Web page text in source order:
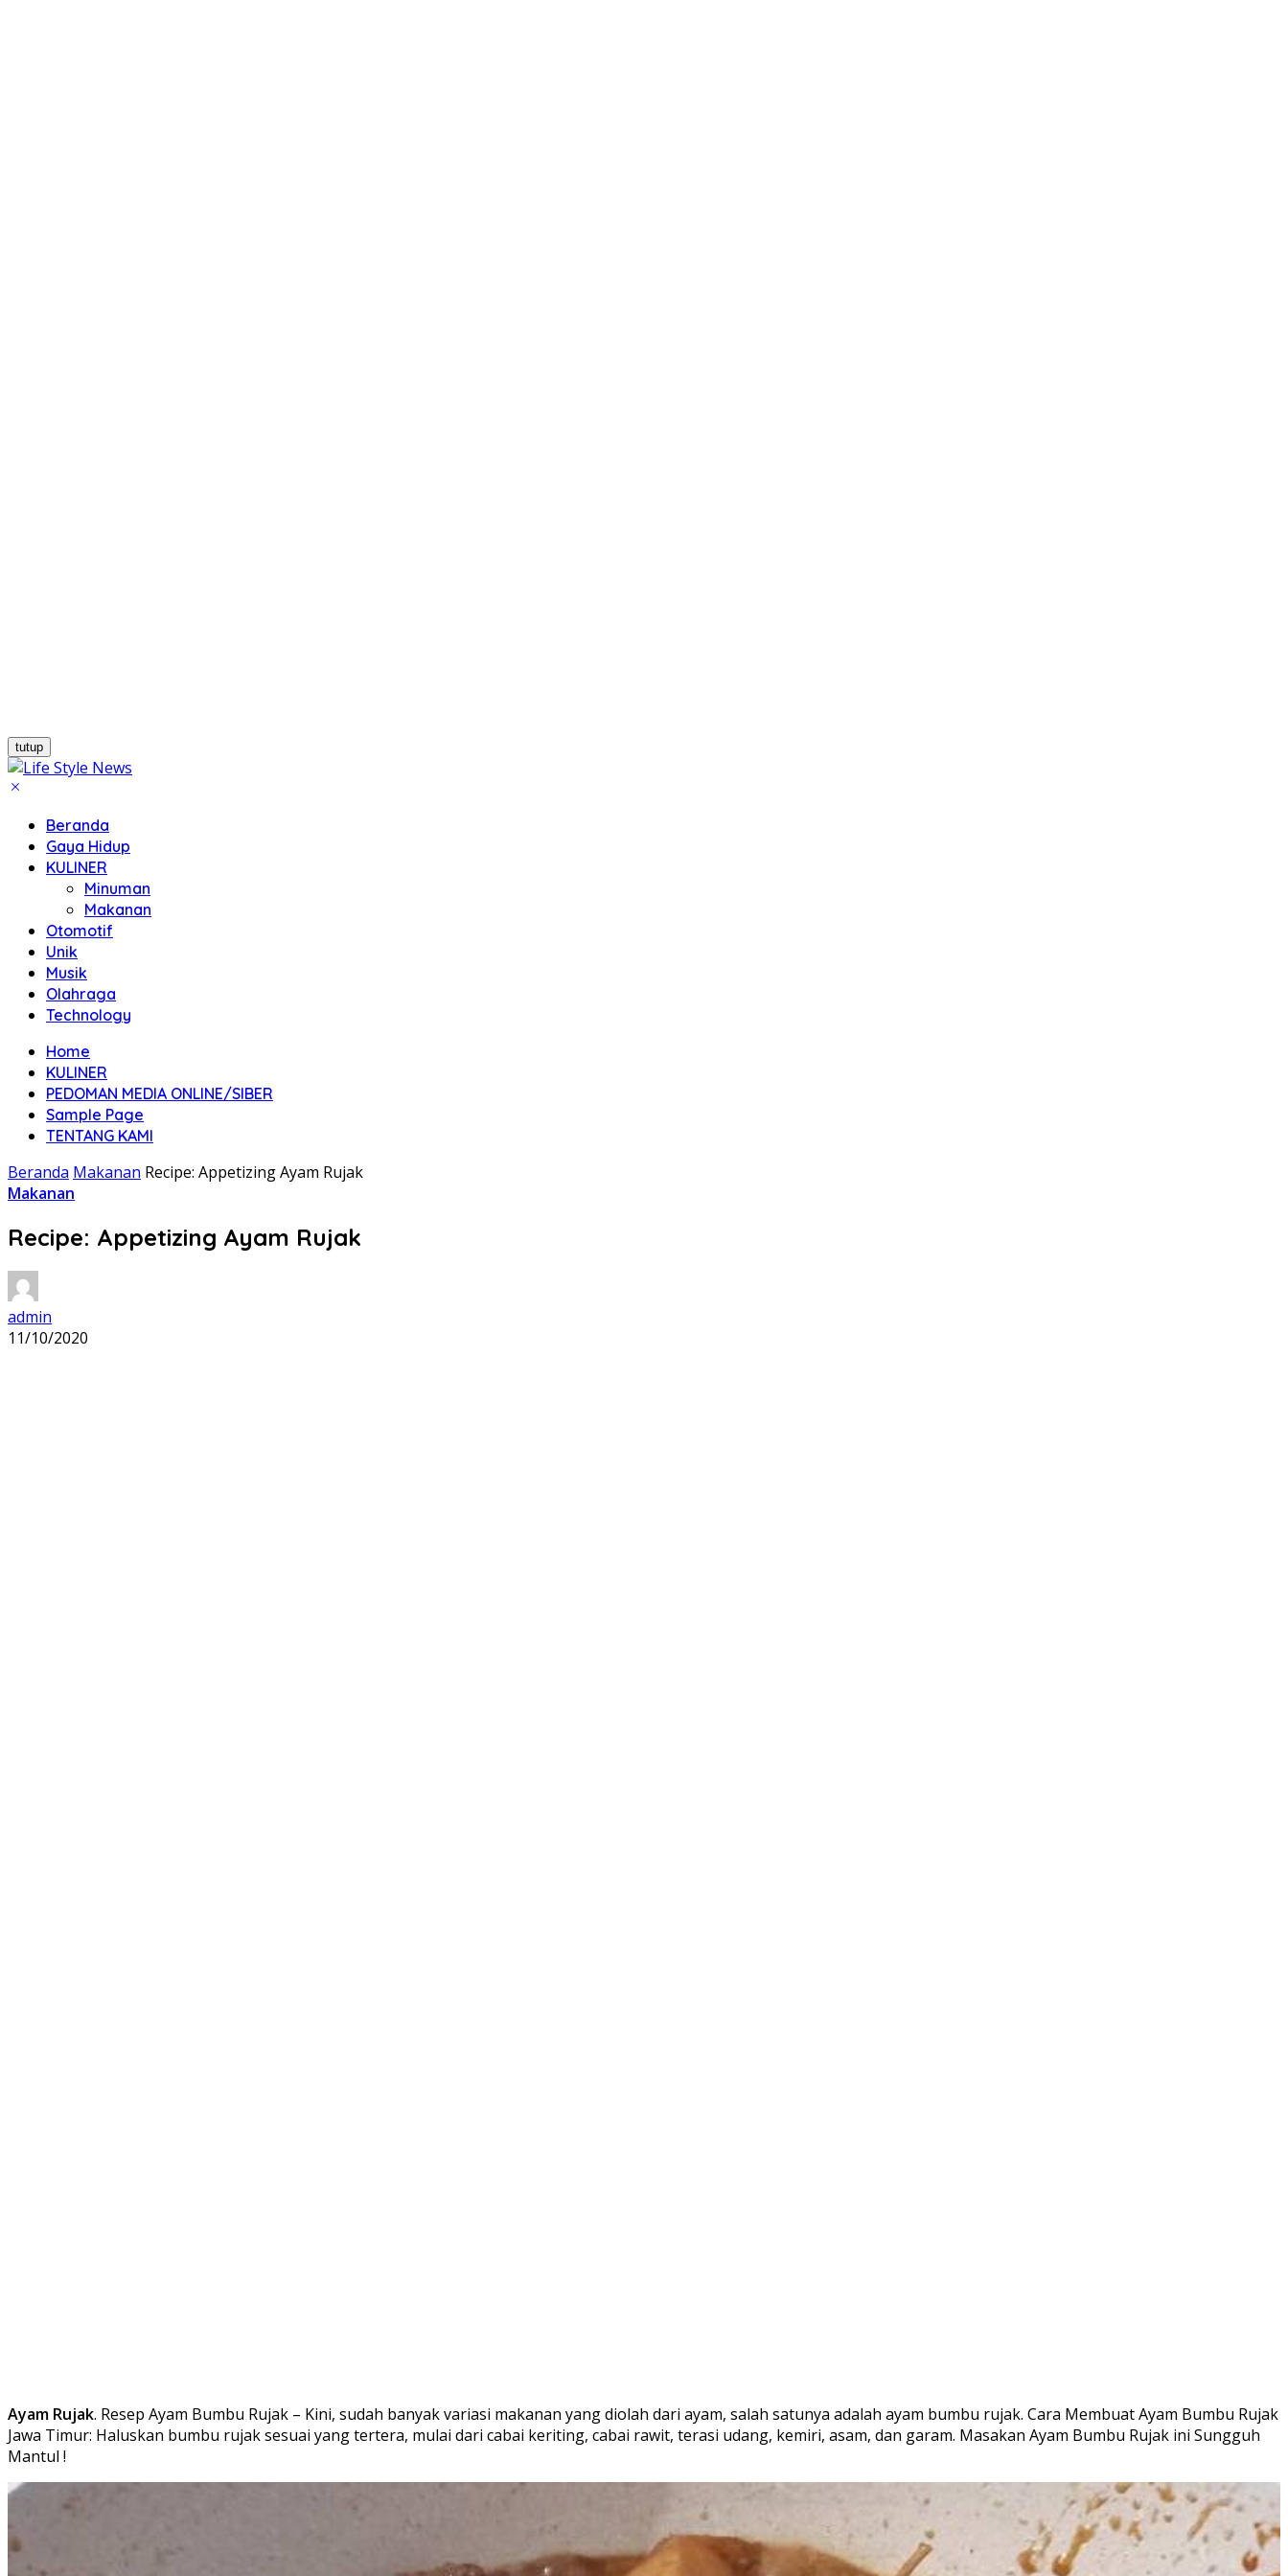
tutup
Beranda
Gaya Hidup
KULINER
Minuman
Makanan
Otomotif
Unik
Musik
Olahraga
Technology
Home
KULINER
PEDOMAN MEDIA ONLINE/SIBER
Sample Page
TENTANG KAMI
Beranda Makanan Recipe: Appetizing Ayam Rujak
Makanan
Recipe: Appetizing Ayam Rujak
admin
11/10/2020
Ayam Rujak. Resep Ayam Bumbu Rujak – Kini, sudah banyak variasi makanan yang diolah dari ayam, salah satunya adalah ayam bumbu rujak. Cara Membuat Ayam Bumbu Rujak
Jawa Timur: Haluskan bumbu rujak sesuai yang tertera, mulai dari cabai keriting, cabai rawit, terasi udang, kemiri, asam, dan garam. Masakan Ayam Bumbu Rujak ini Sungguh
Mantul !